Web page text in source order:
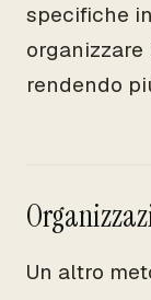
specifiche
organizzare
rendendo
Un altro